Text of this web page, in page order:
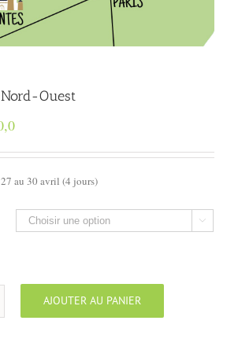
Ouest
Plage
prix :
àau 30 avril (4 jours)

AJOUTER AU PANIER